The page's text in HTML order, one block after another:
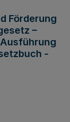
Förderung
–
-